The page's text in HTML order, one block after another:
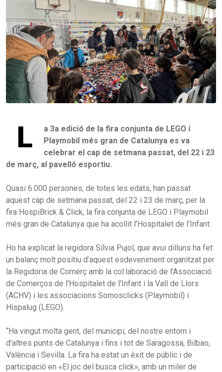
L
a 3a edició de la fira conjunta de LEGO i
Playmobil més gran de Catalunya es va
celebrar el cap de setmana passat, del 22 i 23
de març, al pavelló esportiu.
Quasi 6.000 persones, de totes les edats, han passat
aquest cap de setmana passat, del 22 i 23 de març, per la
fira HospiBrick & Click, la fira conjunta de LEGO i Playmobil
més gran de Catalunya que ha acollit l’Hospitalet de l’Infant.
Ho ha explicat la regidora Sílvia Pujol, que avui dilluns ha fet
un balanç molt positiu d’aquest esdeveniment organitzat per
la Regidoria de Comerç amb la col·laboració de l'Associació
de Comerços de l'Hospitalet de l'Infant i la Vall de Llors
(ACHV) i les associacions Somosclicks (Playmobil) i
Hispalug (LEGO).
“Ha vingut molta gent, del municipi, del nostre entorn i
d’altres punts de Catalunya i fins i tot de Saragossa, Bilbao,
València i Sevilla. La fira ha estat un èxit de públic i de
participació en «El joc del busca click», amb un miler de